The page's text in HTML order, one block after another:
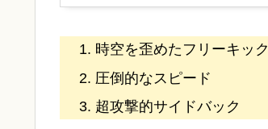
時空を歪めたフリーキック
圧倒的なスピード
超攻撃的サイドバック